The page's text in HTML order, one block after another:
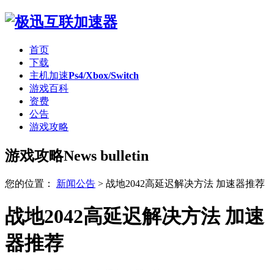
首页
下载
主机加速Ps4/Xbox/Switch
游戏百科
资费
公告
游戏攻略
游戏攻略News bulletin
您的位置： 新闻公告 > 战地2042高延迟解决方法 加速器推荐
战地2042高延迟解决方法 加速
器推荐